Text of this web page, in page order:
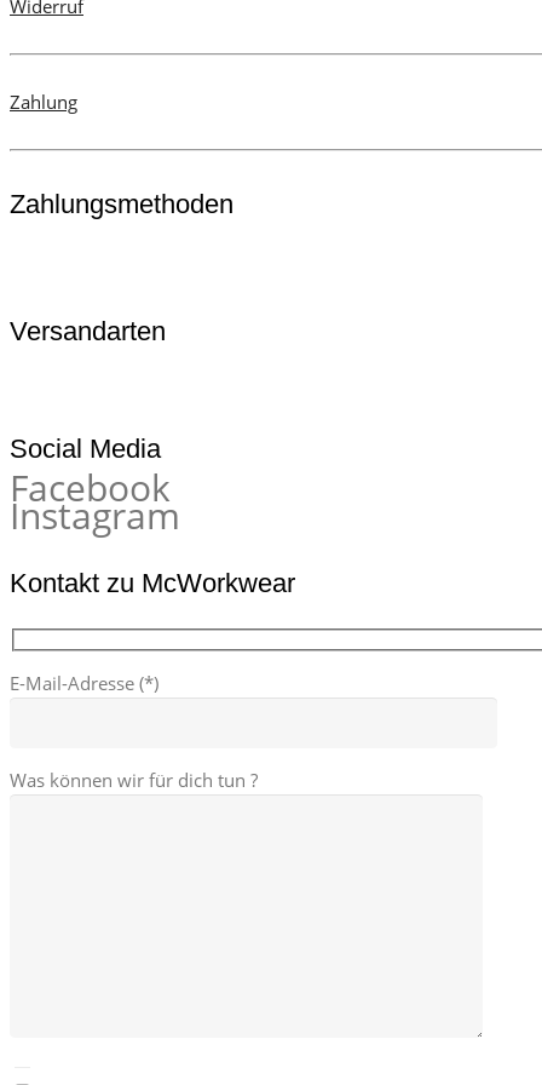
Widerruf
Zahlung
Zahlungsmethoden
Versandarten
Social Media
Facebook
Instagram
Kontakt zu McWorkwear
E-Mail-Adresse (*)
Was können wir für dich tun ?